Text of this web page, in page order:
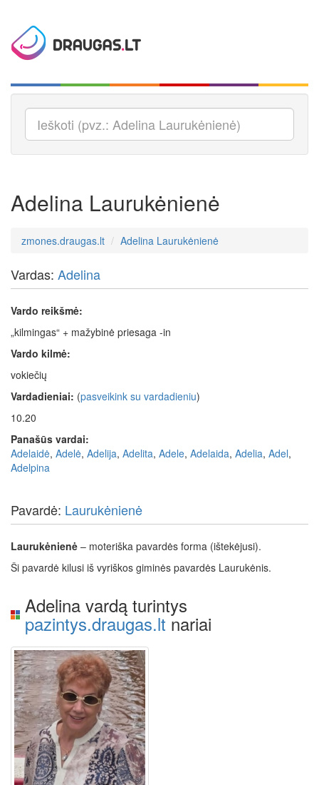
Adelina Laurukėnienė
zmones.draugas.lt Adelina Laurukėnienė
Vardas: Adelina
Vardo reikšmė:
„kilmingas“ + mažybinė priesaga -in
Vardo kilmė:
vokiečių
Vardadieniai: (pasveikink su vardadieniu)
10.20
Panašūs vardai:
Adelaidė, Adelė, Adelija, Adelita, Adele, Adelaida, Adelia, Adel,
Adelpina
Pavardė: Laurukėnienė
Laurukėnienė – moteriška pavardės forma (ištekėjusi).
Ši pavardė kilusi iš vyriškos giminės pavardės Laurukėnis.
Adelina vardą turintys
pazintys.draugas.lt nariai